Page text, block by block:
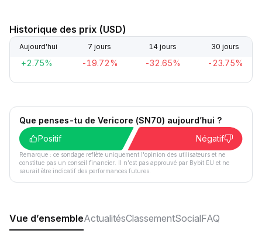
Historique des prix (USD)
Aujourd'hui 7 jours 14 jours 30 jours
+2.75% -19.72% -32.65% -23.75%
Que penses-tu de Vericore (SN70) aujourd’hui ?
Positif
Négatif
Remarque : ce sondage reflète uniquement l'opinion des utilisateurs et ne
constitue pas un conseil financier. Il n'est pas approuvé par Bybit EU et ne
saurait être indicatif des performances futures.
Vue d’ensembleActualitésClassementSocialFAQ